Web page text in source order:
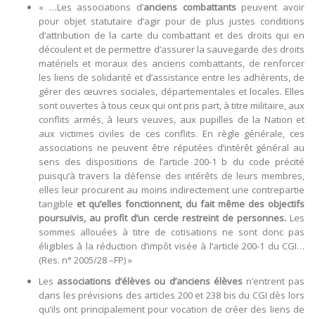
« …Les associations d’anciens combattantspeuvent avoir
pour objet statutaire d’agir pour de plus justes conditions
d’attribution de la carte du combattant et des droits qui en
découlent et de permettre d’assurer la sauvegarde des droits
matériels et moraux des anciens combattants, de renforcer
les liens de solidarité et d’assistance entre les adhérents, de
gérer des œuvres sociales, départementales et locales. Elles
sont ouvertes à tous ceux qui ont pris part, à titre militaire, aux
conflits armés, à leurs veuves, aux pupilles de la Nation et
aux victimes civiles de ces conflits. En règle générale, ces
associations ne peuvent être réputées d’intérêt général au
sens des dispositions de l’article 200-1 b du code précité
puisqu’à travers la défense des intérêts de leurs membres,
elles leur procurent au moins indirectement une contrepartie
tangible et qu’elles fonctionnent, du fait même des objectifs
poursuivis, au profit d’un cercle restreint de personnes.Les
sommes allouées à titre de cotisations ne sont donc pas
éligibles à la réduction d’impôt visée à l’article 200-1 du CGI…
(Res. n° 2005/28 –FP) »
Les associations d’élèves ou d’anciens élèvesn’entrent pas
dans les prévisions des articles 200 et 238 bis du CGI dès lors
qu’ils ont principalement pour vocation de créer des liens de